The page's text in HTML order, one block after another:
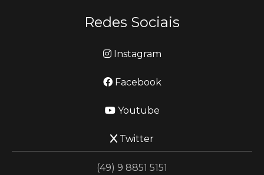
Redes Sociais
Instagram
Facebook
Youtube
Twitter
(49) 9 8851 5151